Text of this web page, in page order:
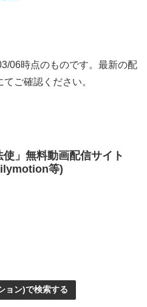
06時点のものです。最新の配
ご確認ください。
使」無料動画配信サイト
等)
ン)で検索する